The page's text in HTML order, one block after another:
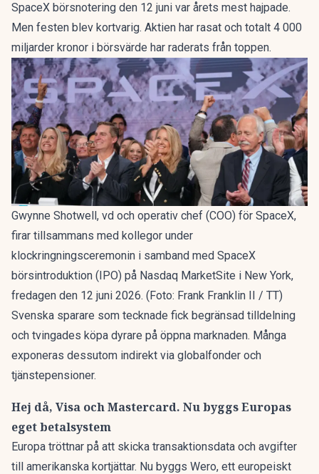
SpaceX börsnotering den 12 juni var årets mest hajpade.
Men festen blev kortvarig. Aktien har rasat och totalt 4 000
miljarder kronor i börsvärde har raderats från toppen.
Gwynne Shotwell, vd och operativ chef (COO) för SpaceX,
firar tillsammans med kollegor under
klockringningsceremonin i samband med SpaceX
börsintroduktion (IPO) på Nasdaq MarketSite i New York,
fredagen den 12 juni 2026. (Foto: Frank Franklin II / TT)
Svenska sparare som tecknade fick begränsad tilldelning
och tvingades köpa dyrare på öppna marknaden. Många
exponeras dessutom indirekt via globalfonder och
tjänstepensioner.
Hej då, Visa och Mastercard. Nu byggs Europas
eget betalsystem
Europa tröttnar på att skicka transaktionsdata och avgifter
till amerikanska kortjättar. Nu byggs Wero, ett europeiskt